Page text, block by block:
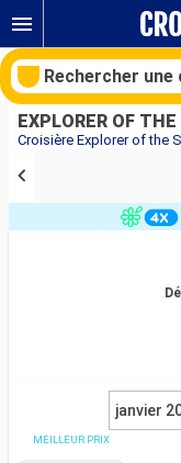
EXPLORER OF
janvier
MEILLEUR PRIX
Rechercher